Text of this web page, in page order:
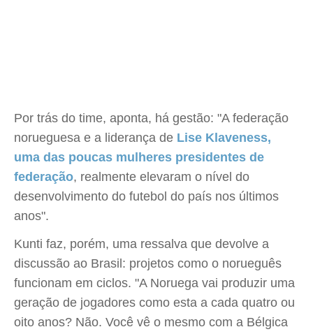
Por trás do time, aponta, há gestão: "A federação
norueguesa e a liderança de Lise Klaveness,
uma das poucas mulheres presidentes de
federação, realmente elevaram o nível do
desenvolvimento do futebol do país nos últimos
anos".
Kunti faz, porém, uma ressalva que devolve a
discussão ao Brasil: projetos como o norueguês
funcionam em ciclos. "A Noruega vai produzir uma
geração de jogadores como esta a cada quatro ou
oito anos? Não. Você vê o mesmo com a Bélgica